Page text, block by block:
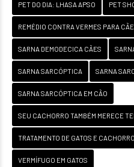
PET DO DIA: LHASA APSO PET
REMÉDIO CONTRA VERMES PARA
SARNA DEMODECICA CÃES
SARNA SARCÓPTICA SARNA
SARNA SARCÓPTICA EM CÃO
SEU CACHORRO TAMBÉM MERECE
TRATAMENTO DE GATOS E
VERMÍFUGO EM GATOS